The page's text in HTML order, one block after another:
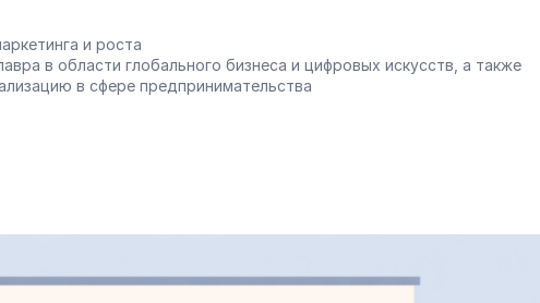
и роста
в области глобального бизнеса и цифровых искусств, а также
в сфере предпринимательства